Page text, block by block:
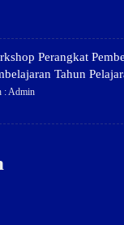
Perangkat
Tahun
: Admin